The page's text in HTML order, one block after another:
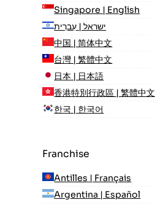
Singapore | English
ישראל | עִברִית
中国 | 简体中文
台灣 | 繁體中文
日本 | 日本語
香港特別行政區 | 繁體中文
한국 | 한국어
Franchise
Antilles | Français
Argentina | Español